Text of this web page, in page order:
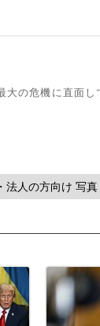
の危機に直面し
法人の方向け 写